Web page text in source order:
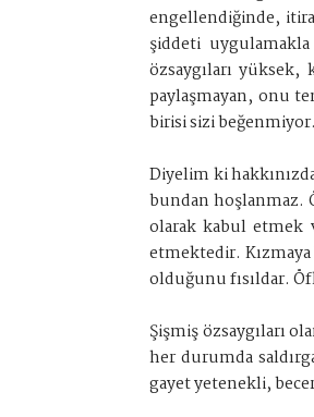
engellendiğinde,
şiddeti
özsaygıları
paylaşmayan, onu
birisi sizi
Diyelim ki
bundan hoşlanmaz.
olarak kabul etmek
etmektedir.
olduğunu fısıldar.
Şişmiş özsaygıları
her durumda
gayet yetenekli,